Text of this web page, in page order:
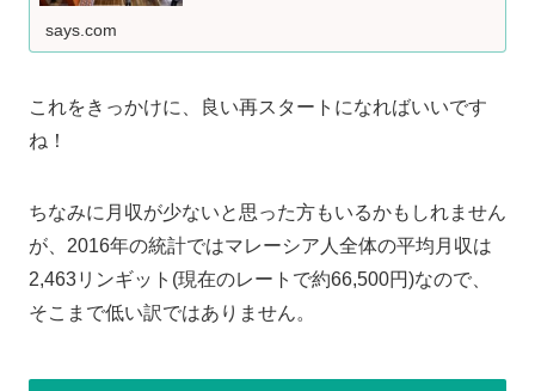
says.com
これをきっかけに、良い再スタートになればいいです
ね！
ちなみに月収が少ないと思った方もいるかもしれません
が、2016年の統計ではマレーシア人全体の平均月収は
2,463リンギット(現在のレートで約66,500円)なので、
そこまで低い訳ではありません。